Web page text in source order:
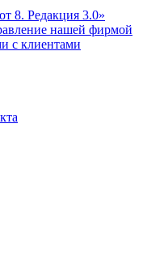
8. Редакция 3.0»
нашей фирмой
с клиентами